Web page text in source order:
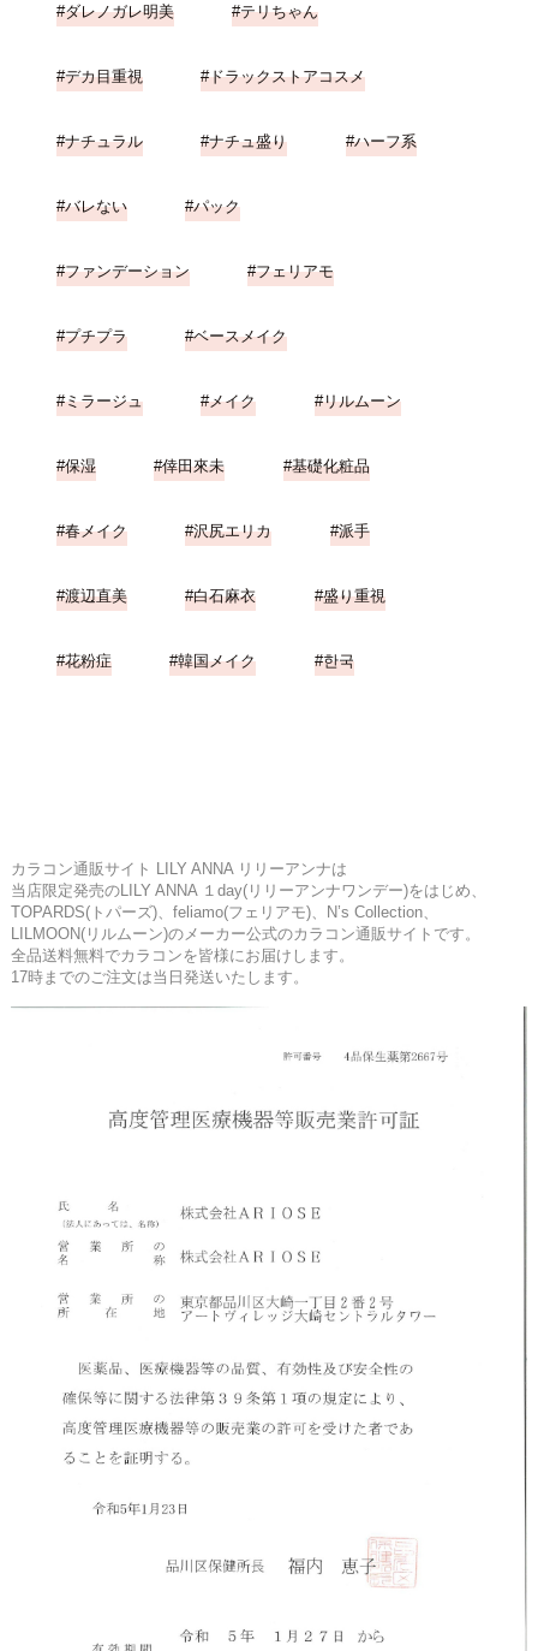
ダレノガレ明美 テリちゃん
デカ目重視 ドラックストアコスメ
ナチュラル ナチュ盛り ハーフ系
バレない パック
ファンデーション フェリアモ
プチプラ ベースメイク
ミラージュ メイク リルムーン
保湿 倖田來未 基礎化粧品
春メイク 沢尻エリカ 派手
渡辺直美 白石麻衣 盛り重視
花粉症 韓国メイク 한국
カラコン通販サイト LILY ANNA リリーアンナは
当店限定発売のLILY ANNA １day(リリーアンナワンデー)をはじめ、
TOPARDS(トパーズ)、feliamo(フェリアモ)、N’s Collection、
LILMOON(リルムーン)のメーカー公式のカラコン通販サイトです。
全品送料無料でカラコンを皆様にお届けします。
17時までのご注文は当日発送いたします。